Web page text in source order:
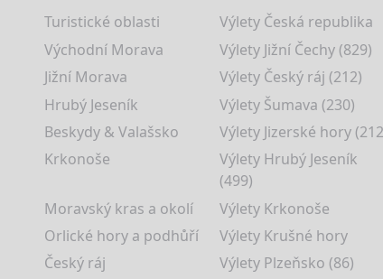
Turistické oblasti Výlety Česká republika
Východní Morava Výlety Jižní Čechy (829)
Jižní Morava Výlety Český ráj (212)
Hrubý Jeseník Výlety Šumava (230)
Beskydy & Valašsko Výlety Jizerské hory
Krkonoše
Výlety Hrubý Jeseník
(499)
Moravský kras a okolí Výlety Krkonoše
Orlické hory a podhůří Výlety Krušné hory
Český ráj Výlety Plzeňsko (86)